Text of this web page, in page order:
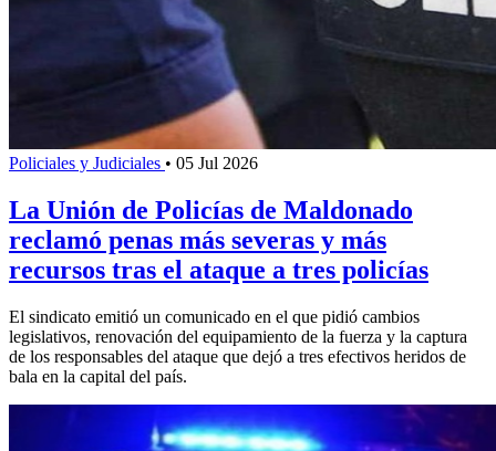
Policiales y Judiciales • 05 Jul 2026
La Unión de Policías de Maldonado
reclamó penas más severas y más
recursos tras el ataque a tres policías
El sindicato emitió un comunicado en el que pidió cambios
legislativos, renovación del equipamiento de la fuerza y la captura
de los responsables del ataque que dejó a tres efectivos heridos de
bala en la capital del país.